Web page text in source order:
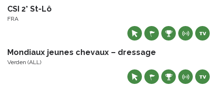
CSI 2* St-Lô
FRA
Mondiaux jeunes chevaux – dressage
Verden (ALL)